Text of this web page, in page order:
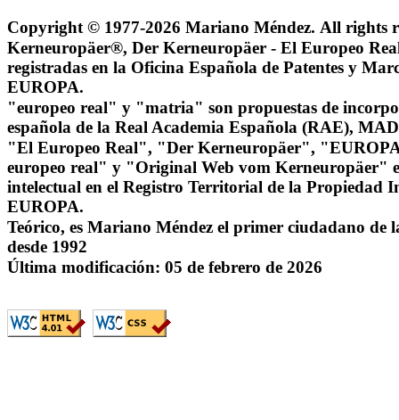
Copyright © 1977-2026 Mariano Méndez. All rights
Kerneuropäer®, Der Kerneuropäer - El Europeo
registradas en la Oficina Española de Patentes y
EUROPA.
"europeo real" y "matria" son propuestas de
española de la Real Academia Española (RAE),
"El Europeo Real", "Der Kerneuropäer",
europeo real" y "Original Web vom Kerneuropäer"
intelectual en el Registro Territorial de la Propiedad
EUROPA.
Teórico, es Mariano Méndez el primer ciudadano
desde 1992
Última modificación: 05 de febrero de 2026